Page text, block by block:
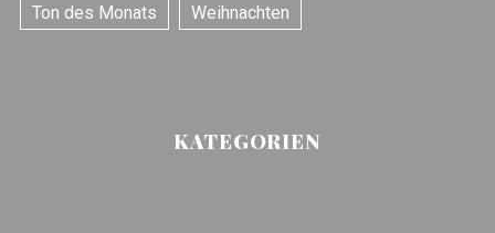
Ton des Monats Weihnachten
KATEGORIEN